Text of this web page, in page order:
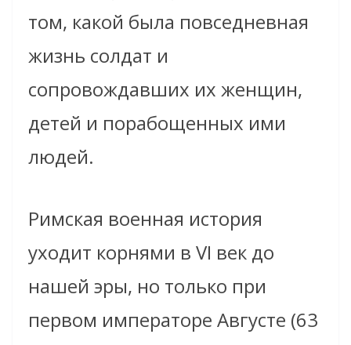
том, какой была повседневная
жизнь солдат и
сопровождавших их женщин,
детей и порабощенных ими
людей.
Римская военная история
уходит корнями в VI век до
нашей эры, но только при
первом императоре Августе (63